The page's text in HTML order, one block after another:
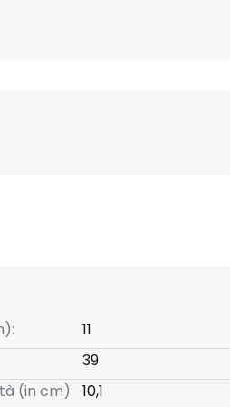
11
39
(in cm): 10,1